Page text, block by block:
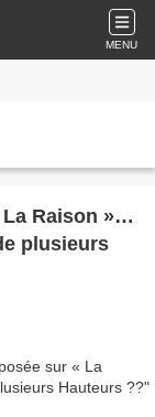
MENU
La Raison »…
plusieurs